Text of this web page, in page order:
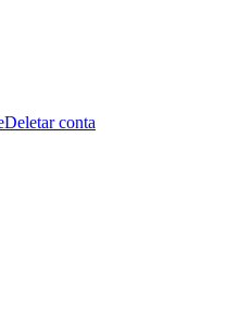
Deletar conta